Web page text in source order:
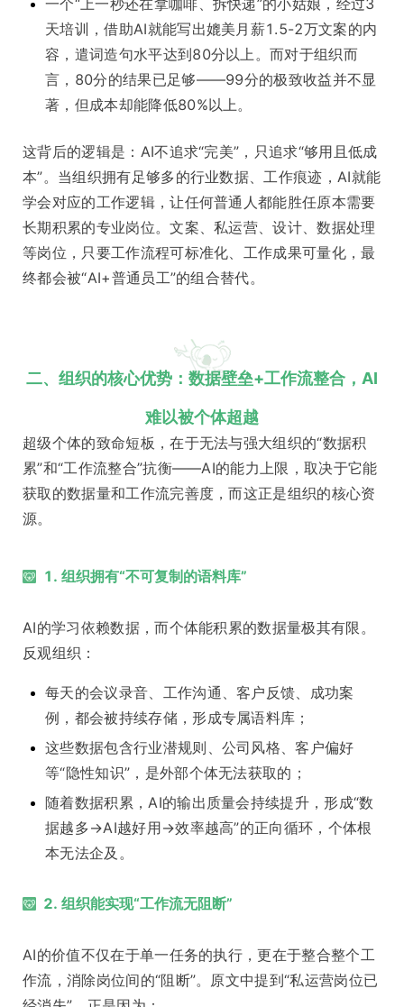
一个“上一秒还在拿咖啡、拆快递”的小姑娘，经过3
天培训，借助AI就能写出媲美月薪1.5-2万文案的内
容，遣词造句水平达到80分以上。而对于组织而
言，80分的结果已足够——99分的极致收益并不显
著，但成本却能降低80%以上。
这背后的逻辑是：AI不追求“完美”，只追求“够用且低成
本”。当组织拥有足够多的行业数据、工作痕迹，AI就能
学会对应的工作逻辑，让任何普通人都能胜任原本需要
长期积累的专业岗位。文案、私运营、设计、数据处理
等岗位，只要工作流程可标准化、工作成果可量化，最
终都会被“AI+普通员工”的组合替代。
二、组织的核心优势：数据壁垒+工作流整合，AI
难以被个体超越
超级个体的致命短板，在于无法与强大组织的“数据积
累”和“工作流整合”抗衡——AI的能力上限，取决于它能
获取的数据量和工作流完善度，而这正是组织的核心资
源。
1. 组织拥有“不可复制的语料库”
AI的学习依赖数据，而个体能积累的数据量极其有限。
反观组织：
每天的会议录音、工作沟通、客户反馈、成功案
例，都会被持续存储，形成专属语料库；
这些数据包含行业潜规则、公司风格、客户偏好
等“隐性知识”，是外部个体无法获取的；
随着数据积累，AI的输出质量会持续提升，形成“数
据越多→AI越好用→效率越高”的正向循环，个体根
本无法企及。
2. 组织能实现“工作流无阻断”
AI的价值不仅在于单一任务的执行，更在于整合整个工
作流，消除岗位间的“阻断”。原文中提到“私运营岗位已